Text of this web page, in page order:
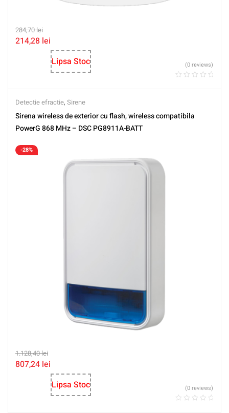
284,70lei
214,28 lei
Lipsa Stoc
(0 reviews)
Detectie efractie, Sirene
Sirena wireless de exterior cu flash, wireless compatibila
PowerG 868 MHz – DSC PG8911A-BATT
-28%
1.128,40lei
807,24 lei
Lipsa Stoc
(0 reviews)